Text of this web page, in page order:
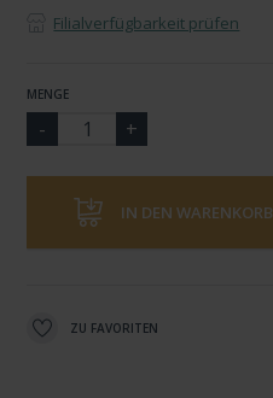
Filialverfügbarkeit prüfen
MENGE
IN DEN WARENKORB
ZU FAVORITEN